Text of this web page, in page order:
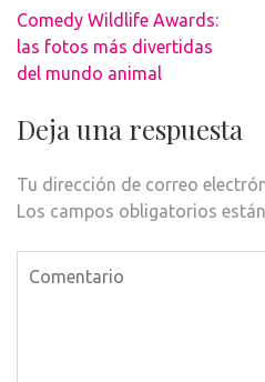
Navegación
de
entradas
Comedy Wildlife Awards:
las fotos más divertidas
del mundo animal
Deja una respuesta
Tu dirección de correo
Los campos obligatorios